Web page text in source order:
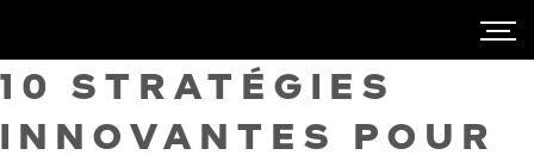
10 STRATÉGIES
INNOVANTES POUR